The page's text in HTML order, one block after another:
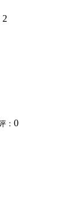
2
： 0